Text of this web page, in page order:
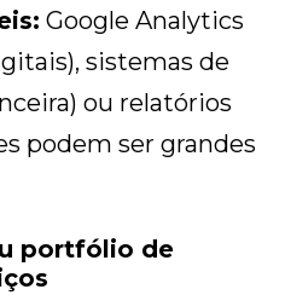
Google Analytics
sistemas de
ou relatórios
podem ser grandes
portfólio de